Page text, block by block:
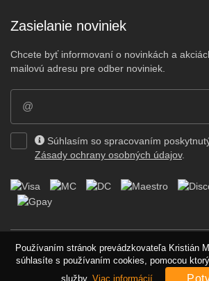
Zasielanie noviniek
Chcete byť informovaní o novinkách a
mailovú adresu pre odber noviniek.
Súhlasím so spracovaním
Zásady ochrany osobných údajov.
Copyright © 2011-2026 Kristián Malinovský -
vyhradené.
Používaním stránok prevádzkovateľa Kristián
súhlasíte s používaním cookies, pomocou
služby.Viac informácií.